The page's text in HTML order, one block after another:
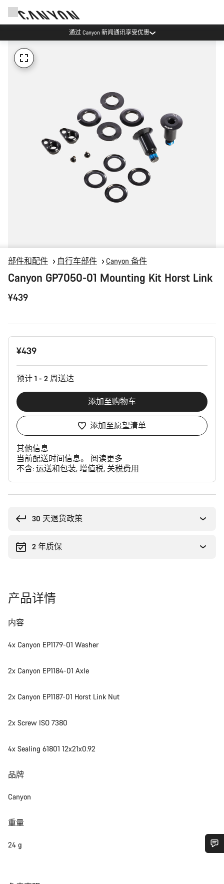
通过 Canyon 新闻通讯享受优惠
部件和配件 自行车部件 Canyon 备件
Canyon GP7050-01 Mounting Kit Horst Link
¥439
产
¥439
预计 1 - 2 周送达
添加至购物车
添加至愿望清单
其他信息
当前配送时间信息。 阅读更多
不含: 运送和包装 增值税 关税费用
30 天退货政策
2 年质保
产品详情
内容
4x Canyon EP1179-01 Washer
2x Canyon EP1184-01 Axle
2x Canyon EP1187-01 Horst Link Nut
2x Screw ISO 7380
4x Sealing 61801 12x21x0.92
品牌
Canyon
重量
24 g